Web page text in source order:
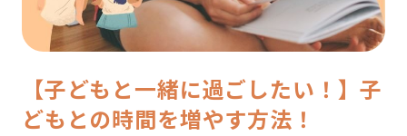
【子どもと一緒に過ごしたい！】子
どもとの時間を増やす方法！